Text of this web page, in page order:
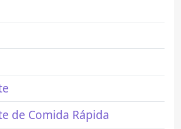
de Comida Rápida